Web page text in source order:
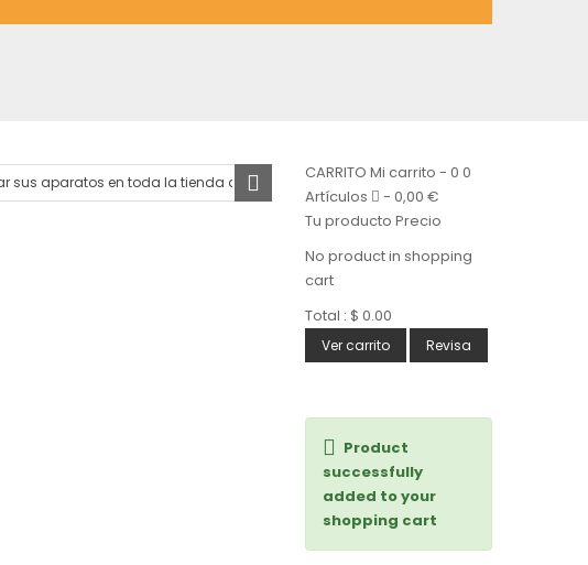
CARRITO Mi carrito - 0 0
Artículos
- 0,00 €
Tu producto Precio
No product in shopping
cart
Total : $ 0.00
Ver carrito Revisa
Product
successfully
added to your
shopping cart